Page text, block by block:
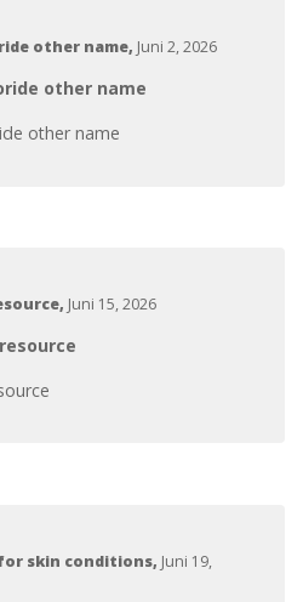
other name, Juni 2, 2026
other name
other name
, Juni 15, 2026
skin conditions, Juni 19,